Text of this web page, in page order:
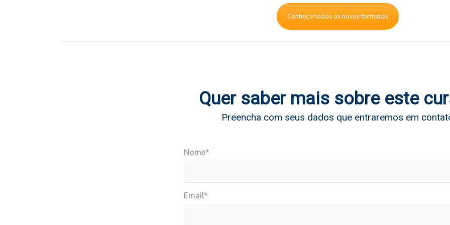
Conheça todos os novos formatos
Quer saber mais sobre este
Preencha com seus dados que entraremos em
Nome*
Email*